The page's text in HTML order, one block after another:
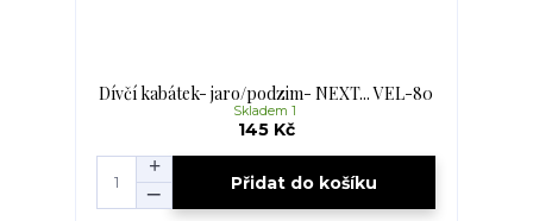
Dívčí kabátek- jaro/podzim- NEXT... VEL-80
145 Kč
Skladem 1
Přidat do košíku